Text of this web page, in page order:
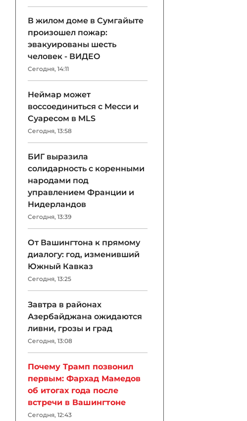
В жилом доме в Сумгайыте
произошел пожар:
эвакуированы шесть
человек - ВИДЕО
Сегодня, 14:11
Неймар может
воссоединиться с Месси и
Суаресом в MLS
Сегодня, 13:58
БИГ выразила
солидарность с коренными
народами под
управлением Франции и
Нидерландов
Сегодня, 13:39
От Вашингтона к прямому
диалогу: год, изменивший
Южный Кавказ
Сегодня, 13:25
Завтра в районах
Азербайджана ожидаются
ливни, грозы и град
Сегодня, 13:08
Почему Трамп позвонил
первым: Фархад Мамедов
об итогах года после
встречи в Вашингтоне
Сегодня, 12:43